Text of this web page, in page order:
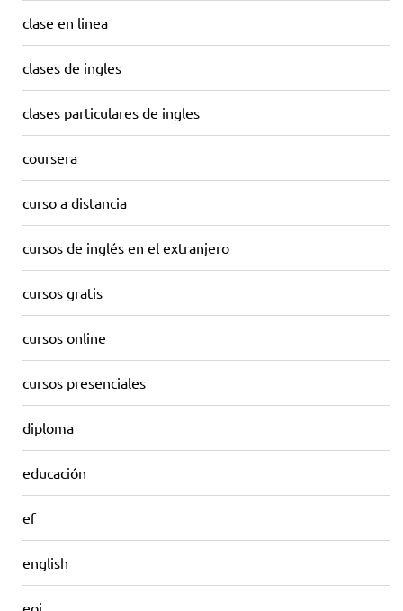
clase en linea
clases de ingles
clases particulares de ingles
coursera
curso a distancia
cursos de inglés en el extranjero
cursos gratis
cursos online
cursos presenciales
diploma
educación
ef
english
eoi